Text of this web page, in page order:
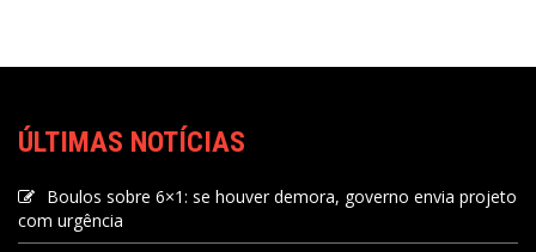
ÚLTIMAS NOTÍCIAS
Boulos sobre 6×1: se houver demora, governo envia projeto
com urgência